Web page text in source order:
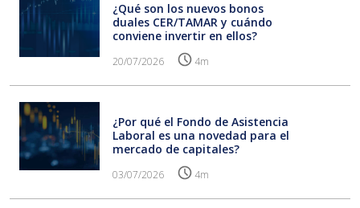
¿Qué son los nuevos bonos
duales CER/TAMAR y cuándo
conviene invertir en ellos?
20/07/2026 4m
¿Por qué el Fondo de Asistencia
Laboral es una novedad para el
mercado de capitales?
03/07/2026 4m